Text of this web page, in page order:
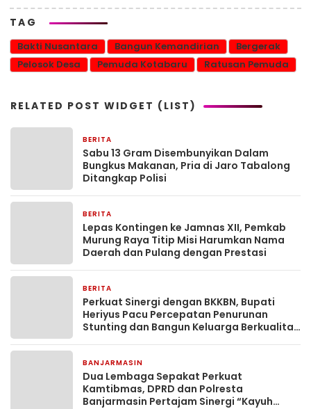
TAG
Bakti Nusantara Bangun Kemandirian
Bergerak
Pelosok Desa
Pemuda Kotabaru Ratusan Pemuda
RELATED POST WIDGET (LIST)
BERITA
Sabu 13 Gram Disembunyikan Dalam
Bungkus Makanan, Pria di Jaro Tabalong
Ditangkap Polisi
BERITA
Lepas Kontingen ke Jamnas XII, Pemkab
Murung Raya Titip Misi Harumkan Nama
Daerah dan Pulang dengan Prestasi
BERITA
Perkuat Sinergi dengan BKKBN, Bupati
Heriyus Pacu Percepatan Penurunan
Stunting dan Bangun Keluarga Berkualitas
BANJARMASIN
Dua Lembaga Sepakat Perkuat
Kamtibmas, DPRD dan Polresta
Banjarmasin Pertajam Sinergi “Kayuh